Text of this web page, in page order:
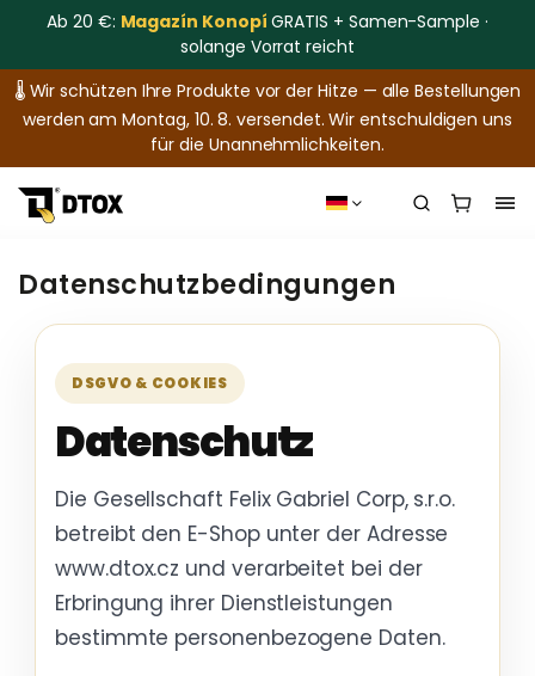
Ab 20 €: Magazín Konopí GRATIS + Samen-Sample ·
solange Vorrat reicht
🌡️ Wir schützen Ihre Produkte vor der Hitze — alle Bestellungen
werden am Montag, 10. 8. versendet. Wir entschuldigen uns
für die Unannehmlichkeiten.
Datenschutzbedingungen
DSGVO & COOKIES
Datenschutz
Die Gesellschaft Felix Gabriel Corp, s.r.o.
betreibt den E-Shop unter der Adresse
www.dtox.cz und verarbeitet bei der
Erbringung ihrer Dienstleistungen
bestimmte personenbezogene Daten.